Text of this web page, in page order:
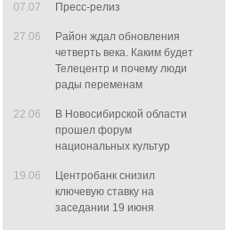
07.07 Пресс-релиз
27.06
Район ждал обновления
четверть века. Каким будет
Телецентр и почему люди
рады переменам
22.06
В Новосибирской области
прошел форум
национальных культур
19.06
Центробанк снизил
ключевую ставку на
заседании 19 июня